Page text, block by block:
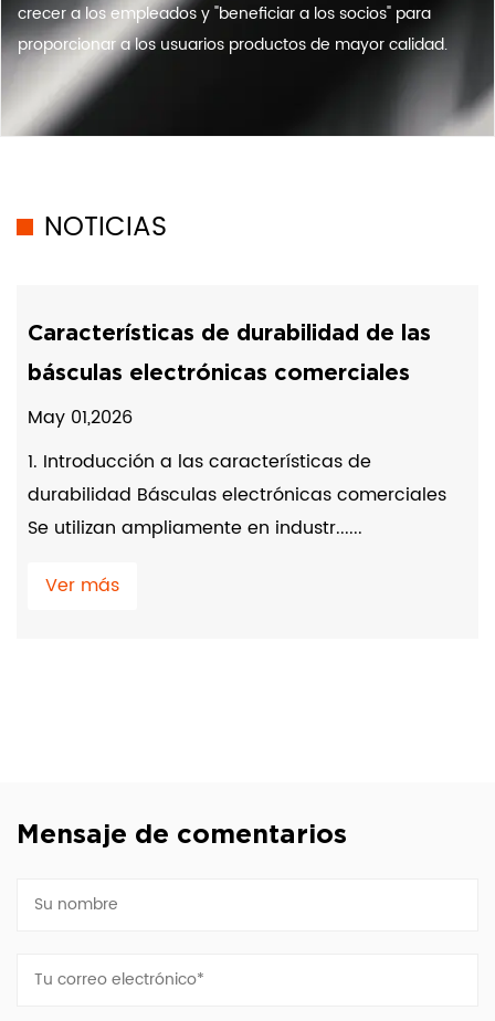
crecer a los empleados y "beneficiar a los socios" para
proporcionar a los usuarios productos de mayor calidad.
NOTICIAS
Características de durabilidad de las
básculas electrónicas comerciales
May 01,2026
1. Introducción a las características de
durabilidad Básculas electrónicas comerciales
Se utilizan ampliamente en industr......
Ver más
Mensaje de comentarios